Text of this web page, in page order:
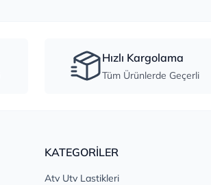
Hızlı Kargolama
Tüm Ürünlerde Geçerli
KATEGORİLER
Atv Utv Lastikleri